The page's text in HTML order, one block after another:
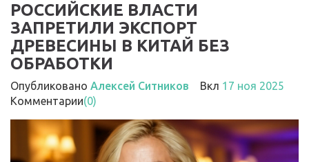
РОССИЙСКИЕ ВЛАСТИ
ЗАПРЕТИЛИ ЭКСПОРТ
ДРЕВЕСИНЫ В КИТАЙ БЕЗ
ОБРАБОТКИ
Опубликовано Алексей Ситников Вкл 17 ноя 2025
Комментарии(0)